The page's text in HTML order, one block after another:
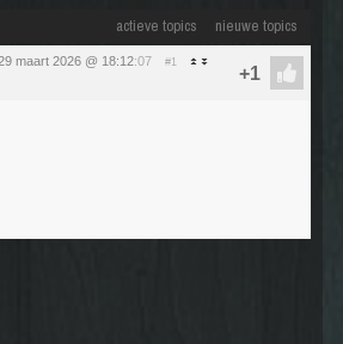
actieve topics nieuwe topics
maart 2026 @ 18:12:07 #1